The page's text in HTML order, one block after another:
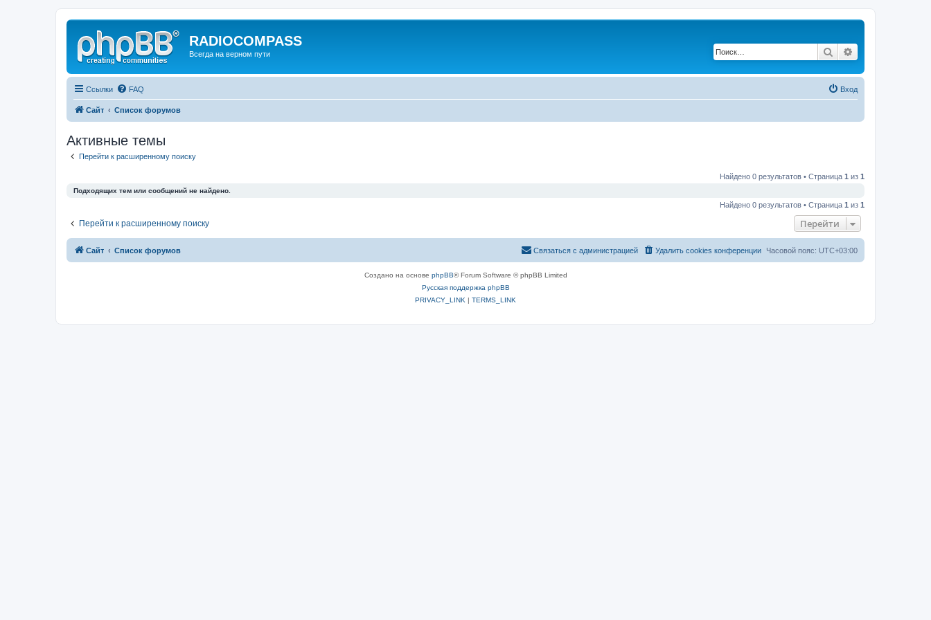
RADIOCOMPASS
Всегда на верном пути Поиск
Ссылки FAQ Вход
Сайт Список форумов
Активные темы
Перейти к расширенному поиску
Найдено 0 результатов • Страница 1 из 1
Подходящих тем или сообщений не найдено.
Найдено 0 результатов • Страница 1 из 1
Перейти к расширенному поиску Перейти
Сайт Список форумов Часовой пояс: UTC+03:00
Удалить cookies конференции
Связаться с администрацией
Создано на основе phpBB® Forum Software © phpBB Limited
Русская поддержка phpBB
PRIVACY_LINK | TERMS_LINK